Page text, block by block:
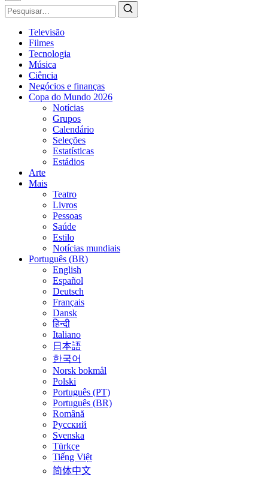
Televisão
Filmes
Tecnologia
Música
Ciência
Negócios e finanças
Copa do Mundo 2026
Notícias
Grupos
Calendário
Seleções
Estatísticas
Estádios
Arte
Mais
Teatro
Livros
Pessoas
Saúde
Estilo
Notícias mundiais
Português (BR)
English
Español
Deutsch
Français
Dansk
हिन्दी
Italiano
日本語
한국어
Norsk bokmål
Polski
Português (PT)
Português (BR)
Română
Русский
Svenska
Türkçe
Tiếng Việt
简体中文